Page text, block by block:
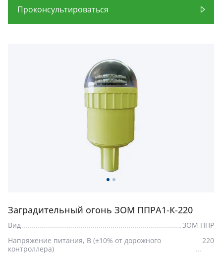
Проконсультироваться
Заградительный огонь ЗОМ ППРА1-К-220
Вид
ЗОМ ППР
Напряжение питания, В (±10% от дорожного
контроллера)
220